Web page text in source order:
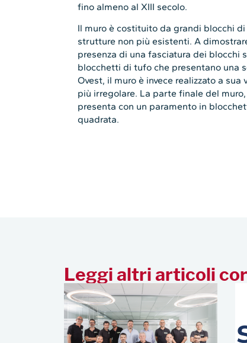
fino almeno al XIII secolo.
Il muro è costituito da grandi blocchi
strutture non più esistenti. A
presenza di una fasciatura dei blocchi
blocchetti di tufo che presentano una
Ovest, il muro è invece realizzato a
più irregolare. La parte finale del
presenta con un paramento in
quadrata.
Leggi altri articoli